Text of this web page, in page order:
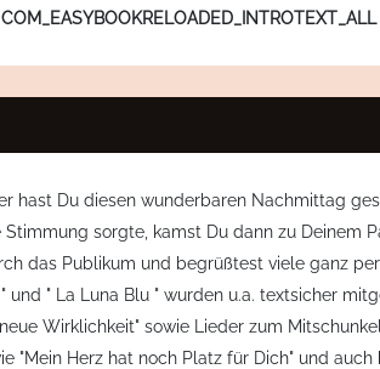
COM_EASYBOOKRELOADED_INTROTEXT_ALL
hast Du diesen wunderbaren Nachmittag
sorgte, kamst Du dann zu Deinem
das Publikum und begrüßtest viele ganz
" La Luna Blu " wurden u.a. textsicher
Wirklichkeit" sowie Lieder zum
Herz hat noch Platz für Dich" und